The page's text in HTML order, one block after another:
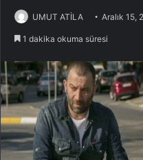
UMUT ATİLA Aralık 15,
1 dakika okuma süresi